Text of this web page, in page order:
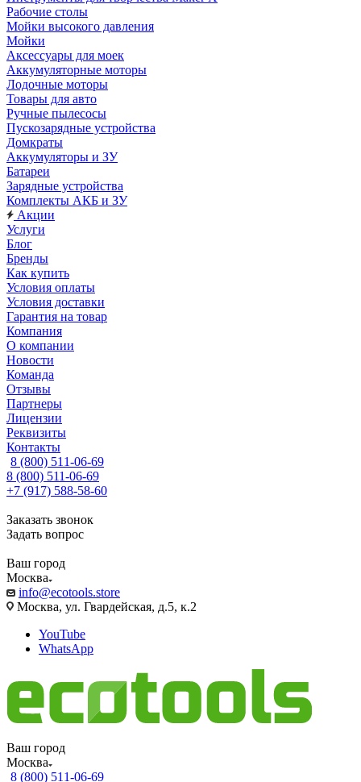
Рабочие столы
Мойки высокого давления
Мойки
Аксессуары для моек
Аккумуляторные моторы
Лодочные моторы
Товары для авто
Ручные пылесосы
Пускозарядные устройства
Домкраты
Аккумуляторы и ЗУ
Батареи
Зарядные устройства
Комплекты АКБ и ЗУ
Акции
Услуги
Блог
Бренды
Как купить
Условия оплаты
Условия доставки
Гарантия на товар
Компания
О компании
Новости
Команда
Отзывы
Партнеры
Лицензии
Реквизиты
Контакты
8 (800) 511-06-69
8 (800) 511-06-69
+7 (917) 588-58-60
Заказать звонок
Задать вопрос
Ваш город
Москва
info@ecotools.store
Москва, ул. Гвардейская, д.5, к.2
YouTube
WhatsApp
Ваш город
Москва
8 (800) 511-06-69